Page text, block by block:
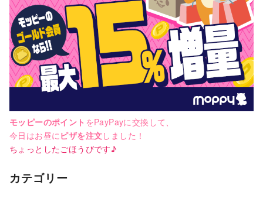
モッピーのポイント をPayPayに交換して、
今日はお昼に ピザを注文しました！
ちょっとしたごほうびです♪
カテゴリー